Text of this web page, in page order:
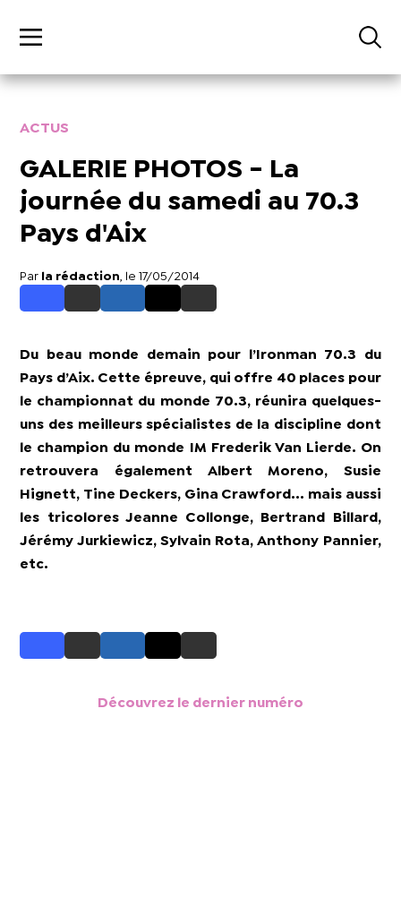
ACTUS
GALERIE PHOTOS - La
journée du samedi au 70.3
Pays d'Aix
Par la rédaction , le 17/05/2014
Du beau monde demain pour l’Ironman 70.3 du
Pays d’Aix. Cette épreuve, qui offre 40 places pour
le championnat du monde 70.3, réunira quelques-
uns des meilleurs spécialistes de la discipline dont
le champion du monde IM Frederik Van Lierde. On
retrouvera également Albert Moreno, Susie
Hignett, Tine Deckers, Gina Crawford... mais aussi
les tricolores Jeanne Collonge, Bertrand Billard,
Jérémy Jurkiewicz, Sylvain Rota, Anthony Pannier,
etc.
Découvrez le dernier numéro